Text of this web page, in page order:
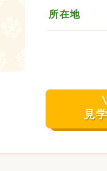
所在地
見